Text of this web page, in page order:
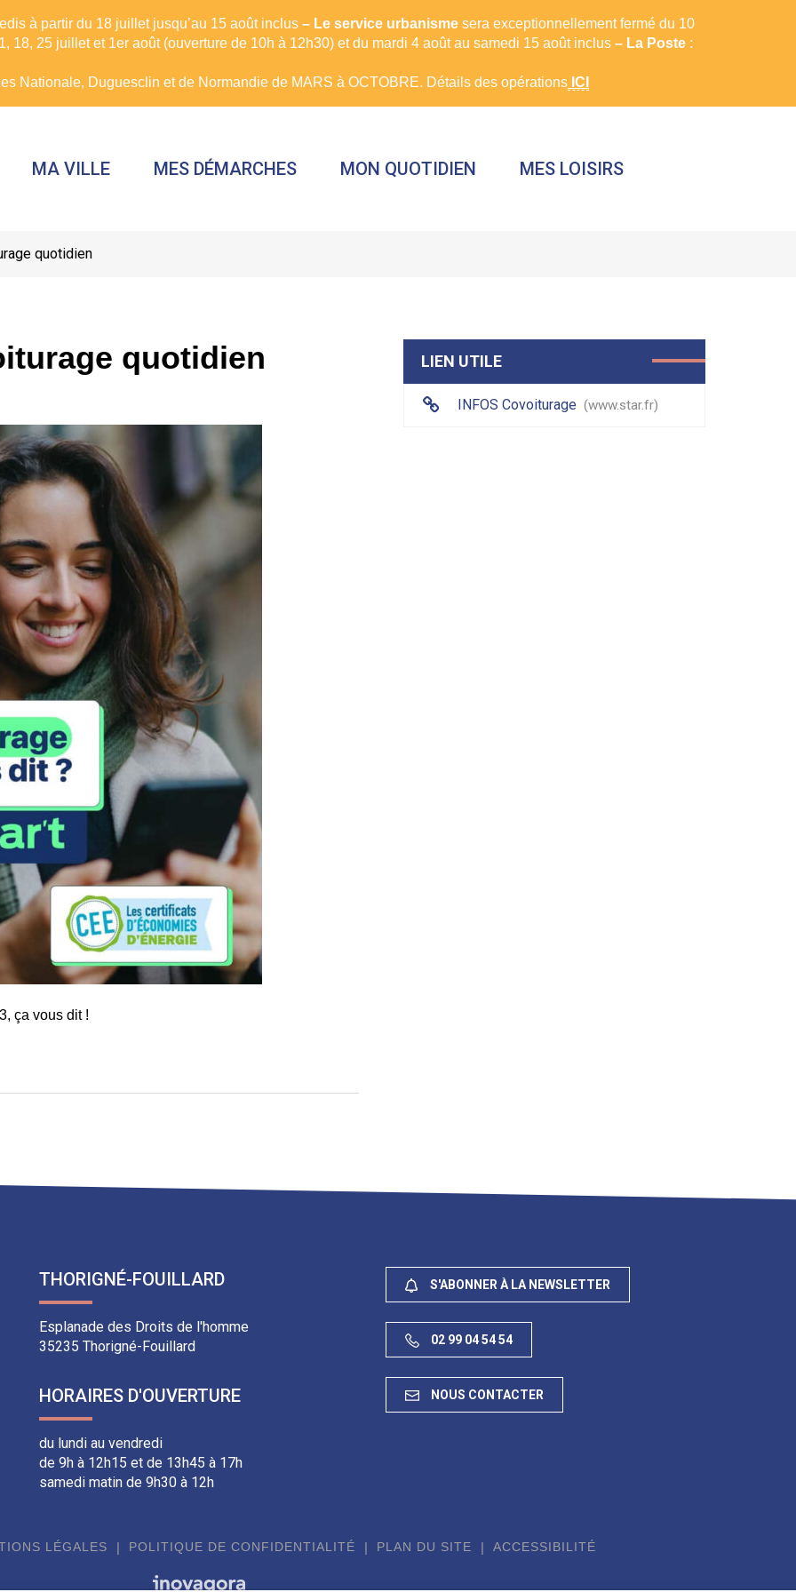
à partir du 18 juillet jusqu’au 15 août inclus – Le service urbanisme sera exceptionnellement fermé du 10
18, 25 juillet et 1er août (ouverture de 10h à 12h30) et du mardi 4 août au samedi 15 août inclus – La Poste :
Nationale, Duguesclin et de Normandie de MARS à OCTOBRE. Détails des opérations ICI
MA VILLE MES DÉMARCHES MON QUOTIDIEN MES LOISIRS
quotidien
quotidien
ça vous dit !
LIEN UTILE
INFOS Covoiturage www.star.fr
THORIGNÉ-FOUILLARD
Esplanade des Droits de l'homme
35235 Thorigné-Fouillard
HORAIRES D'OUVERTURE
du lundi au vendredi
de 9h à 12h15 et de 13h45 à 17h
samedi matin de 9h30 à 12h
S'ABONNER À LA NEWSLETTER
02 99 04 54 54
NOUS CONTACTER
LÉGALES POLITIQUE DE CONFIDENTIALITÉ PLAN DU SITE ACCESSIBILITÉ